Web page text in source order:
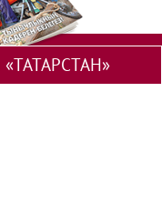
«ТАТАРСТАН»